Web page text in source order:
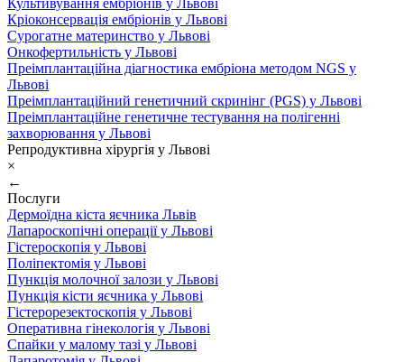
Культивування ембріонів у Львові
Кріоконсервація ембріонів у Львові
Сурогатне материнство у Львові
Онкофертильність у Львові
Преімплантаційна діагностика ембріона методом NGS у
Львові
Преімплантаційний генетичний скринінг (PGS) у Львові
Преімплантаційне генетичне тестування на полігенні
захворювання у Львові
Репродуктивна хірургія у Львові
×
←
Послуги
Дермоїдна кіста яєчника Львів
Лапароскопічні операції у Львові
Гістероскопія у Львові
Поліпектомія у Львові
Пункція молочної залози у Львові
Пункція кісти яєчника у Львові
Гістерорезектоскопія у Львові
Оперативна гінекологія у Львові
Спайки у малому тазі у Львові